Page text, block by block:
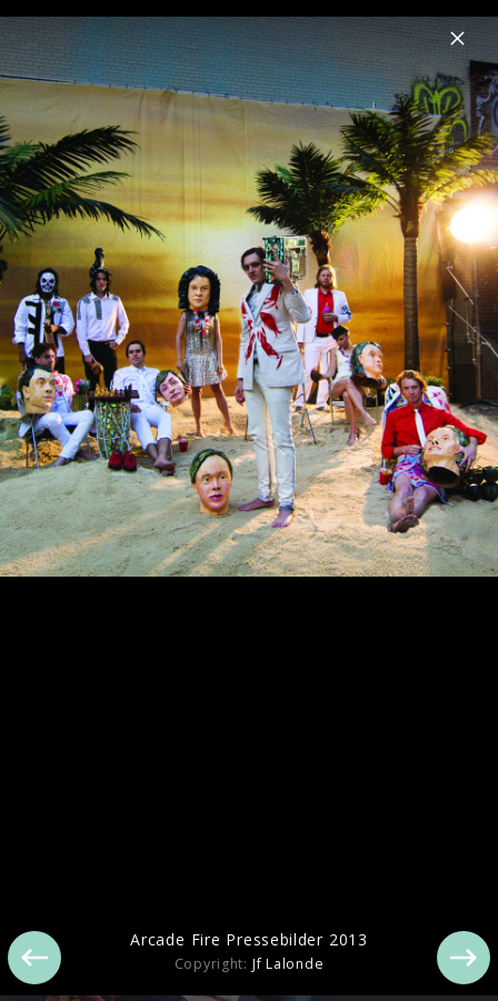
Menu
Arcade Fire
Home News Videos Fotos
Here Comes The Night Time
Arcade Fire Pressebilder 2013
Copyright: Jf Lalonde